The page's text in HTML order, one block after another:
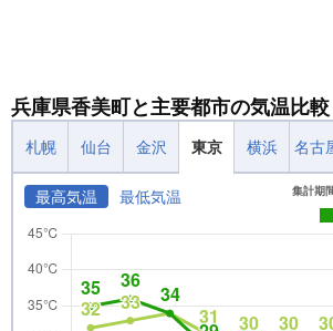
兵庫県香美町と主要都市の気温比較
札幌 仙台 金沢 東京 横浜 名古
最高気温 最低気温 集計期